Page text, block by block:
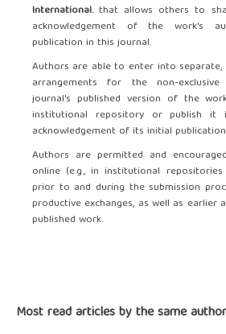
International.that allows others to
acknowledgement of the work's
publication in this journal.
Authors are able to enter into
arrangements for the non-
journal's published version of the
institutional repository or publish
acknowledgement of its initial
Authors are permitted and
online (e.g., in institutional
prior to and during the submission
productive exchanges, as well as
published work.
Most read articles by the same